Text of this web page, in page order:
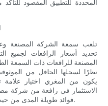
المحددة للتطبيق المقصود
تلعب سمعة الشركة المصنعة
تحديد أسعار الرافعات لجميع
المصنعة للرافعات ذات السمعة
نظرًا لسجلها الحافل من
يكون من المغري اختيار
الاستثمار في رافعة من شركة
فوائد طويلة المدى من حيث الموثوقية والأداء والقيمة الإجمالية.